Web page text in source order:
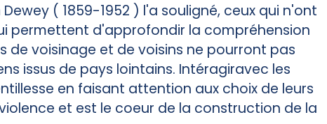
( 1859-1952 ) l'a souligné, ceux qui n'ont
permettent d'approfondir la compréhension
de voisinage et de voisins ne pourront pas
issus de pays lointains. Intéragiravec les
en faisant attention aux choix de leurs
et est le coeur de la construction de la